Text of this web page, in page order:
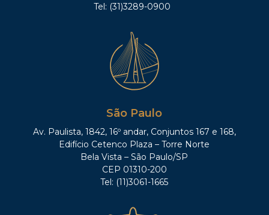
Tel: (31)3289-0900
São Paulo
Av. Paulista, 1842, 16º andar, Conjuntos 167 e 168,
Edifício Cetenco Plaza – Torre Norte
Bela Vista – São Paulo/SP
CEP 01310-200
Tel: (11)3061-1665